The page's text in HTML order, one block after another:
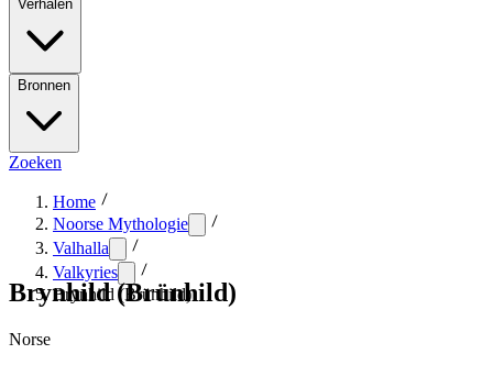
Verhalen
Bronnen
Zoeken
Home
Noorse Mythologie
Valhalla
Valkyries
Brynhild (Brünhild)
Brynhild (Brünhild)
Norse